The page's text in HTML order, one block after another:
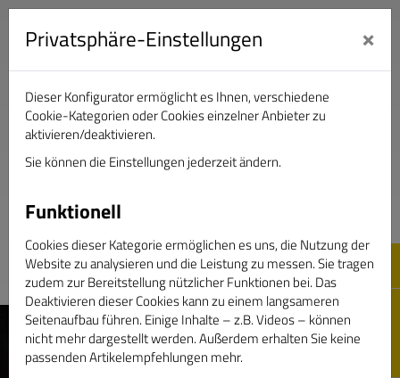
Verband Deutscher Sportjournalisten e.V.
Privatsphäre-Einstellungen ×
Dieser Konfigurator ermöglicht es Ihnen, verschiedene
Cookie-Kategorien oder Cookies einzelner Anbieter zu
aktivieren/deaktivieren.
Sie können die Einstellungen jederzeit ändern.
Funktionell
Cookies dieser Kategorie ermöglichen es uns, die Nutzung der
Website zu analysieren und die Leistung zu messen. Sie tragen
zudem zur Bereitstellung nützlicher Funktionen bei. Das
Deaktivieren dieser Cookies kann zu einem langsameren
Seitenaufbau führen. Einige Inhalte – z.B. Videos – können
nicht mehr dargestellt werden. Außerdem erhalten Sie keine
passenden Artikelempfehlungen mehr.